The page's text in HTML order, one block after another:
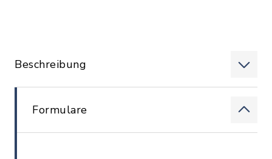
Beschreibung
Formulare